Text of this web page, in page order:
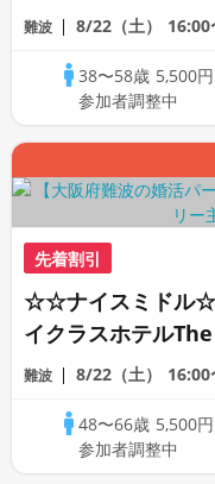
イニングの本格カ
難波 8/22（土） 16:00
38〜58歳 5,500円
参加者調整中
先着割引
☆☆ナイスミドル☆
イクラスホテル
ーダイニングの本
難波 8/22（土） 16:00
48〜66歳 5,500円
参加者調整中